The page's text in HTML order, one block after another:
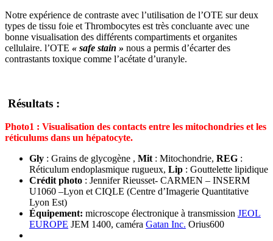
Notre expérience de contraste avec l’utilisation de l’OTE sur deux
types de tissu foie et Thrombocytes est très concluante avec une
bonne visualisation des différents compartiments et organites
cellulaire. l’OTE « safe stain » nous a permis d’écarter des
contrastants toxique comme l’acétate d’uranyle.
Résultats :
Photo1 : Visualisation des contacts entre les mitochondries et les
réticulums dans un hépatocyte.
Gly : Grains de glycogène , Mit : Mitochondrie, REG :
Réticulum endoplasmique rugueux, Lip : Gouttelette lipidique
Crédit photo : Jennifer Rieusset- CARMEN – INSERM
U1060 –Lyon et CIQLE (Centre d’Imagerie Quantitative
Lyon Est)
Équipement: microscope électronique à transmission JEOL
EUROPE JEM 1400, caméra Gatan Inc. Orius600